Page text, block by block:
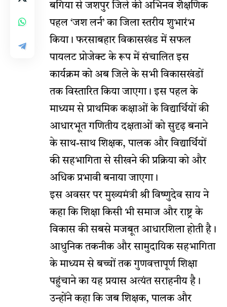
बगिया से जशपुर जिले की अभिनव शैक्षणिक
पहल ‘जश लर्न’ का जिला स्तरीय शुभारंभ
किया। फरसाबहार विकासखंड में सफल
पायलट प्रोजेक्ट के रूप में संचालित इस
कार्यक्रम को अब जिले के सभी विकासखंडों
तक विस्तारित किया जाएगा। इस पहल के
माध्यम से प्राथमिक कक्षाओं के विद्यार्थियों की
आधारभूत गणितीय दक्षताओं को सुदृढ़ बनाने
के साथ-साथ शिक्षक, पालक और विद्यार्थियों
की सहभागिता से सीखने की प्रक्रिया को और
अधिक प्रभावी बनाया जाएगा।
इस अवसर पर मुख्यमंत्री श्री विष्णुदेव साय ने
कहा कि शिक्षा किसी भी समाज और राष्ट्र के
विकास की सबसे मजबूत आधारशिला होती है।
आधुनिक तकनीक और सामुदायिक सहभागिता
के माध्यम से बच्चों तक गुणवत्तापूर्ण शिक्षा
पहुंचाने का यह प्रयास अत्यंत सराहनीय है।
उन्होंने कहा कि जब शिक्षक, पालक और